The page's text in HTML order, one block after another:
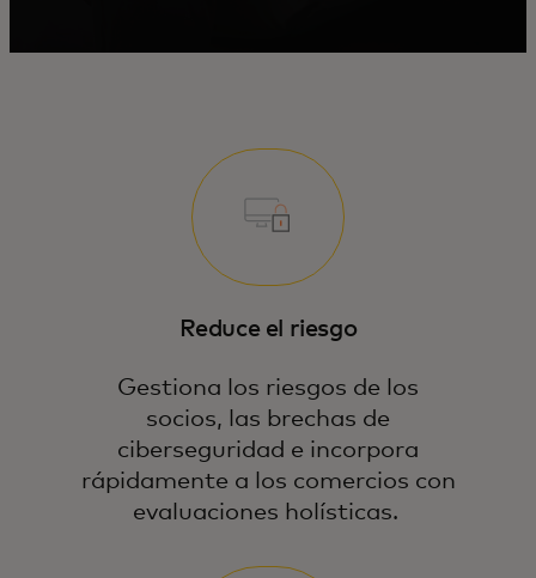
Reduce el riesgo
Gestiona los riesgos de los
socios, las brechas de
ciberseguridad e incorpora
rápidamente a los comercios con
evaluaciones holísticas.